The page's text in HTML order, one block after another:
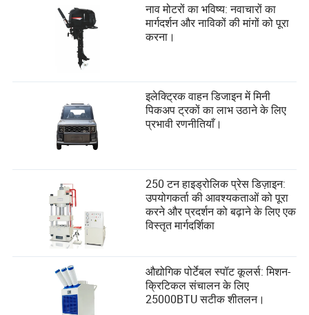
नाव मोटरों का भविष्य: नवाचारों का
मार्गदर्शन और नाविकों की मांगों को पूरा
करना।
इलेक्ट्रिक वाहन डिजाइन में मिनी
पिकअप ट्रकों का लाभ उठाने के लिए
प्रभावी रणनीतियाँ।
250 टन हाइड्रोलिक प्रेस डिज़ाइन:
उपयोगकर्ता की आवश्यकताओं को पूरा
करने और प्रदर्शन को बढ़ाने के लिए एक
विस्तृत मार्गदर्शिका
औद्योगिक पोर्टेबल स्पॉट कूलर्स: मिशन-
क्रिटिकल संचालन के लिए
25000BTU सटीक शीतलन।